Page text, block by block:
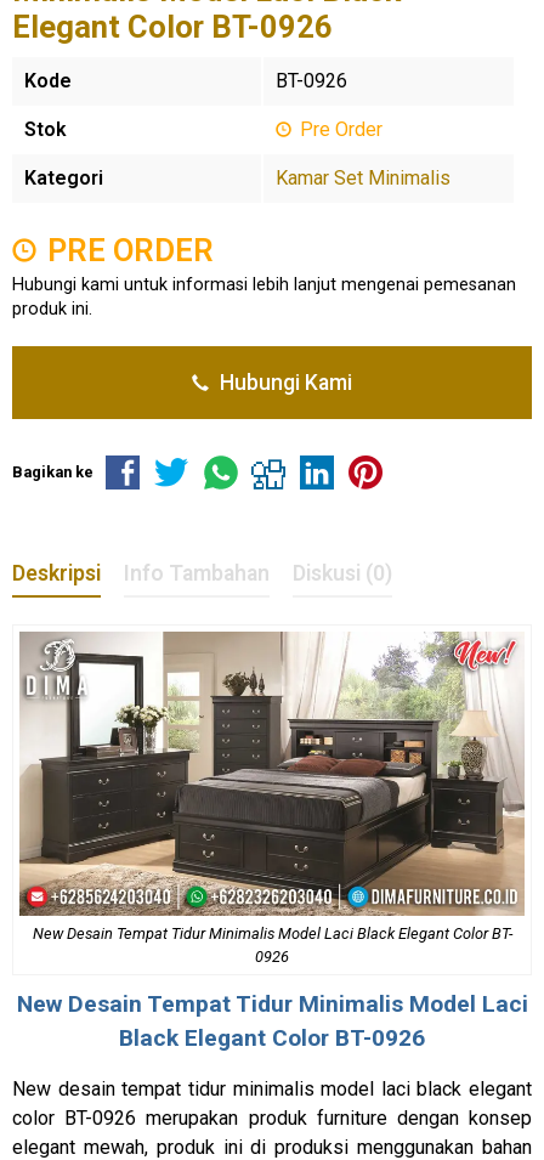
Elegant Color BT-0926
Kode BT-0926
Stok Pre Order
Kategori Kamar Set Minimalis
PRE ORDER
Hubungi kami untuk informasi lebih lanjut mengenai pemesanan
produk ini.
Hubungi Kami
Bagikan ke
Deskripsi Info Tambahan Diskusi (0)
New Desain Tempat Tidur Minimalis Model Laci Black Elegant Color BT-
0926
New Desain Tempat Tidur MinimalisModel Laci
Black Elegant Color BT-0926
New desain tempat tidur minimalis model laci black elegant
color BT-0926 merupakan produk furniture dengan konsep
elegant mewah, produk ini di produksi menggunakan bahan